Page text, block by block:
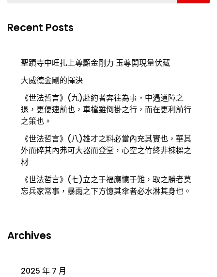
Recent Posts
聖蹟寺中旺扎上尊顯金剛力 玉尊開現量伏藏
大威德金剛的擇決
《世法哲言》(九)赴約者奔往為事，中遇道障之
退，更便速前也，車檔雖倒掛之行，而在更利前行
之策也。
《世法哲言》(八)雄才之料必當內充其實也，華其
外而碎其內弗可大器而登堂，心空之竹終非棟樑之
材
《世法哲言》(七)立之于福應憶于難，取之勝者莫
忘兵家常事，暴雨之下方憶其傘者必水淋其身也。
Archives
2025 年 7 月